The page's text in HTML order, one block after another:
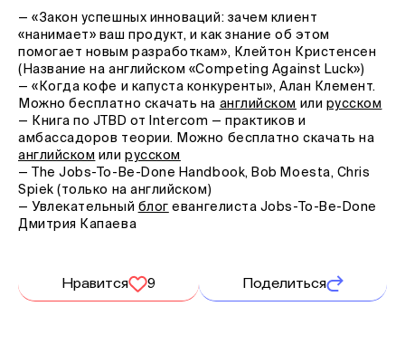
— «Закон успешных инноваций: зачем клиент
«нанимает» ваш продукт, и как знание об этом
помогает новым разработкам», Клейтон Кристенсен
(Название на английском «Сompeting Against Luck»)
— «Когда кофе и капуста конкуренты», Алан Клемент.
Можно бесплатно скачать на английском или русском
— Книга по JTBD от Intercom — практиков и
амбассадоров теории. Можно бесплатно скачать на
английском илирусском
— The Jobs-To-Be-Done Handbook, Bob Moesta, Chris
Spiek (только на английском)
— Увлекательный блог евангелиста Jobs-To-Be-Done
Дмитрия Капаева
Нравится 9 Поделиться